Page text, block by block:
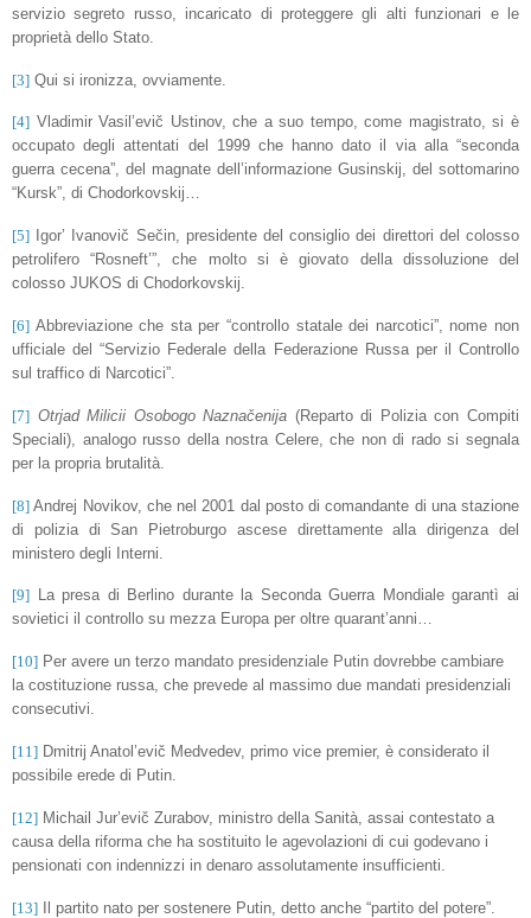
servizio segreto russo, incaricato di proteggere gli alti funzionari e le
proprietà dello Stato.
[3] Qui si ironizza, ovviamente.
[4] Vladimir Vasil’evič Ustinov, che a suo tempo, come magistrato, si è
occupato degli attentati del 1999 che hanno dato il via alla “seconda
guerra cecena”, del magnate dell’informazione Gusinskij, del sottomarino
“Kursk”, di Chodorkovskij…
[5] Igor’ Ivanovič Sečin, presidente del consiglio dei direttori del colosso
petrolifero “Rosneft’”, che molto si è giovato della dissoluzione del
colosso JUKOS di Chodorkovskij.
[6] Abbreviazione che sta per “controllo statale dei narcotici”, nome non
ufficiale del “Servizio Federale della Federazione Russa per il Controllo
sul traffico di Narcotici”.
[7] Otrjad Milicii Osobogo Naznačenija (Reparto di Polizia con Compiti
Speciali), analogo russo della nostra Celere, che non di rado si segnala
per la propria brutalità.
[8] Andrej Novikov, che nel 2001 dal posto di comandante di una stazione
di polizia di San Pietroburgo ascese direttamente alla dirigenza del
ministero degli Interni.
[9] La presa di Berlino durante la Seconda Guerra Mondiale garantì ai
sovietici il controllo su mezza Europa per oltre quarant’anni…
[10] Per avere un terzo mandato presidenziale Putin dovrebbe cambiare
la costituzione russa, che prevede al massimo due mandati presidenziali
consecutivi.
[11] Dmitrij Anatol’evič Medvedev, primo vice premier, è considerato il
possibile erede di Putin.
[12] Michail Jur’evič Zurabov, ministro della Sanità, assai contestato a
causa della riforma che ha sostituito le agevolazioni di cui godevano i
pensionati con indennizzi in denaro assolutamente insufficienti.
[13] Il partito nato per sostenere Putin, detto anche “partito del potere”.